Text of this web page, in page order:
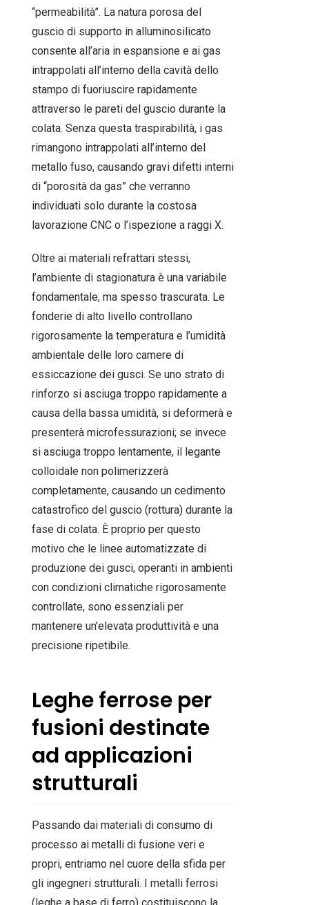
“permeabilità”. La natura porosa del
guscio di supporto in alluminosilicato
consente all’aria in espansione e ai gas
intrappolati all’interno della cavità dello
stampo di fuoriuscire rapidamente
attraverso le pareti del guscio durante la
colata. Senza questa traspirabilità, i gas
rimangono intrappolati all’interno del
metallo fuso, causando gravi difetti interni
di “porosità da gas” che verranno
individuati solo durante la costosa
lavorazione CNC o l’ispezione a raggi X.
Oltre ai materiali refrattari stessi,
l’ambiente di stagionatura è una variabile
fondamentale, ma spesso trascurata. Le
fonderie di alto livello controllano
rigorosamente la temperatura e l’umidità
ambientale delle loro camere di
essiccazione dei gusci. Se uno strato di
rinforzo si asciuga troppo rapidamente a
causa della bassa umidità, si deformerà e
presenterà microfessurazioni; se invece
si asciuga troppo lentamente, il legante
colloidale non polimerizzerà
completamente, causando un cedimento
catastrofico del guscio (rottura) durante la
fase di colata. È proprio per questo
motivo che le linee automatizzate di
produzione dei gusci, operanti in ambienti
con condizioni climatiche rigorosamente
controllate, sono essenziali per
mantenere un’elevata produttività e una
precisione ripetibile.
Leghe ferrose per
fusioni destinate
ad applicazioni
strutturali
Passando dai materiali di consumo di
processo ai metalli di fusione veri e
propri, entriamo nel cuore della sfida per
gli ingegneri strutturali. I metalli ferrosi